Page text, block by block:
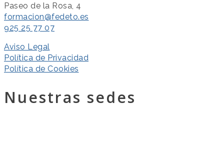
Paseo de la Rosa, 4
formacion@fedeto.es
925 25 77 07
Aviso Legal
Política de Privacidad
Política de Cookies
Nuestras sedes